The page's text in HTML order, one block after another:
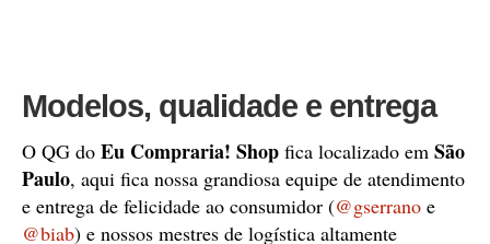
Modelos, qualidade e entrega
O QG do Eu Compraria! Shop fica localizado em São
Paulo, aqui fica nossa grandiosa equipe de atendimento
e entrega de felicidade ao consumidor (@gserrano e
@biab) e nossos mestres de logística altamente